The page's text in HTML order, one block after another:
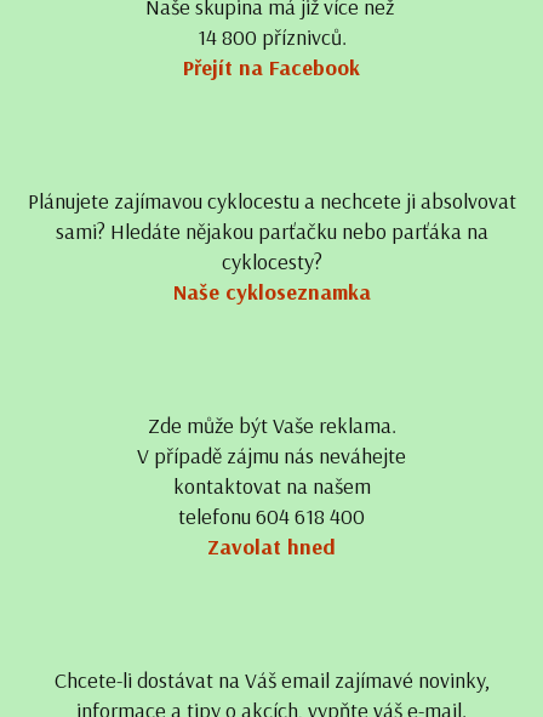
Naše skupina má již více než
14 800 příznivců.
Přejít na Facebook
Plánujete zajímavou cyklocestu a nechcete ji absolvovat
sami? Hledáte nějakou parťačku nebo parťáka na
cyklocesty?
Naše cykloseznamka
Zde může být Vaše reklama.
V případě zájmu nás neváhejte
kontaktovat na našem
telefonu 604 618 400
Zavolat hned
Chcete-li dostávat na Váš email zajímavé novinky,
informace a tipy o akcích, vypňte váš e-mail.